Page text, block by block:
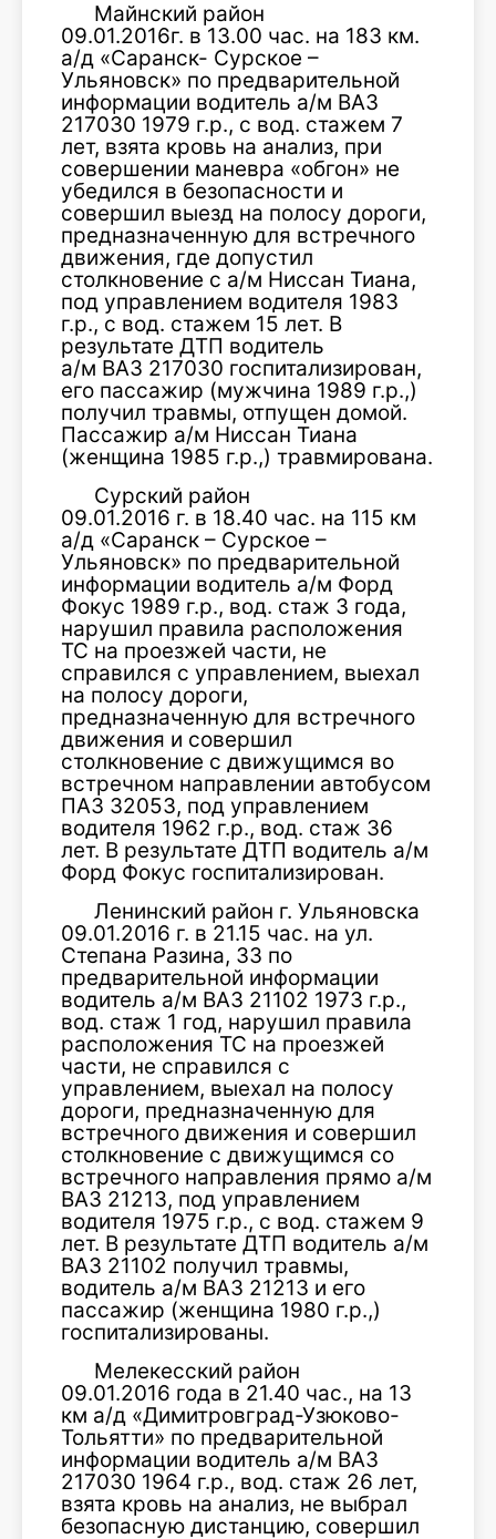
Майнский район
09.01.2016г. в 13.00 час. на 183 км.
а/д «Саранск- Сурское –
Ульяновск» по предварительной
информации водитель а/м ВАЗ
217030 1979 г.р., с вод. стажем 7
лет, взята кровь на анализ, при
совершении маневра «обгон» не
убедился в безопасности и
совершил выезд на полосу дороги,
предназначенную для встречного
движения, где допустил
столкновение с а/м Ниссан Тиана,
под управлением водителя 1983
г.р., с вод. стажем 15 лет. В
результате ДТП водитель
а/м ВАЗ 217030 госпитализирован,
его пассажир (мужчина 1989 г.р.,)
получил травмы, отпущен домой.
Пассажир а/м Ниссан Тиана
(женщина 1985 г.р.,) травмирована.
Сурский район
09.01.2016 г. в 18.40 час. на 115 км
а/д «Саранск – Сурское –
Ульяновск» по предварительной
информации водитель а/м Форд
Фокус 1989 г.р., вод. стаж 3 года,
нарушил правила расположения
ТС на проезжей части, не
справился с управлением, выехал
на полосу дороги,
предназначенную для встречного
движения и совершил
столкновение с движущимся во
встречном направлении автобусом
ПАЗ 32053, под управлением
водителя 1962 г.р., вод. стаж 36
лет. В результате ДТП водитель а/м
Форд Фокус госпитализирован.
Ленинский район г. Ульяновска
09.01.2016 г. в 21.15 час. на ул.
Степана Разина, 33 по
предварительной информации
водитель а/м ВАЗ 21102 1973 г.р.,
вод. стаж 1 год, нарушил правила
расположения ТС на проезжей
части, не справился с
управлением, выехал на полосу
дороги, предназначенную для
встречного движения и совершил
столкновение с движущимся со
встречного направления прямо а/м
ВАЗ 21213, под управлением
водителя 1975 г.р., с вод. стажем 9
лет. В результате ДТП водитель а/м
ВАЗ 21102 получил травмы,
водитель а/м ВАЗ 21213 и его
пассажир (женщина 1980 г.р.,)
госпитализированы.
Мелекесский район
09.01.2016 года в 21.40 час., на 13
км а/д «Димитровград-Узюково-
Тольятти» по предварительной
информации водитель а/м ВАЗ
217030 1964 г.р., вод. стаж 26 лет,
взята кровь на анализ, не выбрал
безопасную дистанцию, совершил